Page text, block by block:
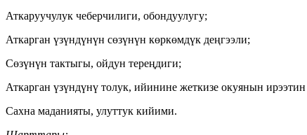
Аткаруучулук чеберчилиги, обондуулугу;
Аткарган үзүндүнүн сөзүнүн көркөмдүк деңгээли;
Сөзүнүн тактыгы, ойдун тереңдиги;
Аткарган үзүндүнү толук, ийинине жеткизе окуянын
Сахна маданияты, улуттук кийими.